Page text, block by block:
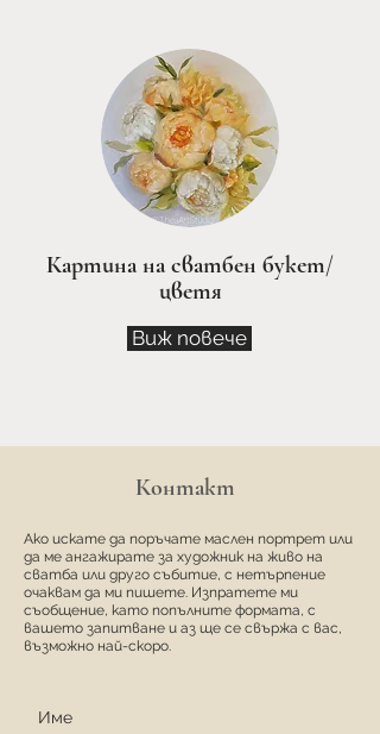
Картина на сватбен букет/
цветя
Виж повече
Контакт
Ако искате да поръчате маслен портрет или
да ме ангажирате за художник на живо на
сватба или друго събитие, с нетърпение
очаквам да ми пишете. Изпратете ми
съобщение, като попълните формата, с
вашето запитване и аз ще се свържа с вас,
възможно най-скоро.